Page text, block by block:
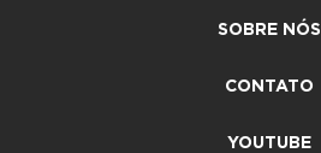
SOBRE NÓS
CONTATO
YOUTUBE